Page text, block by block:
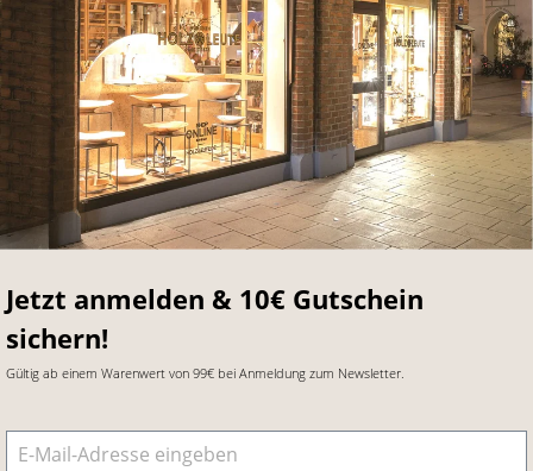
Jetzt anmelden & 10€ Gutschein
sichern!
Gültig ab einem Warenwert von 99€ bei Anmeldung zum Newsletter.
E-Mail-Adresse